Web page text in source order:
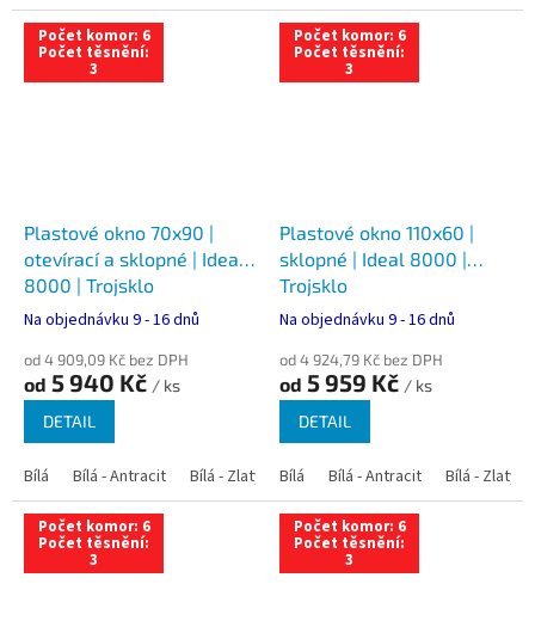
Počet komor: 6
Počet těsnění:
3
Plastové okno 70x90 |
otevírací a sklopné | Ideal
8000 | Trojsklo
Na objednávku 9 - 16 dnů
od 4 909,09 Kč bez DPH
od 5 940 Kč / ks
DETAIL
Bílá Bílá - Antracit Bílá - Zlatý dub Bílá - Tmavý dub Bílá -
Počet komor: 6
Počet těsnění:
3
Plastové okno 110x60 |
sklopné | Ideal 8000 |
Trojsklo
Na objednávku 9 - 16 dnů
od 4 924,79 Kč bez DPH
od 5 959 Kč / ks
DETAIL
Bílá Bílá - Antracit Bílá - Zlatý
Počet komor: 6
Počet těsnění:
3
Počet komor: 6
Počet těsnění:
3